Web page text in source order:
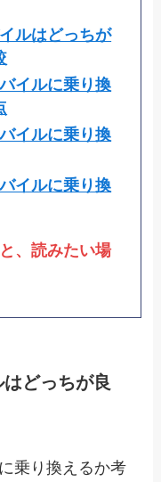
ルはどっちが
イルに乗り換
イルに乗り換
イルに乗り換
、読みたい場
どっちが良
乗り換えるか考